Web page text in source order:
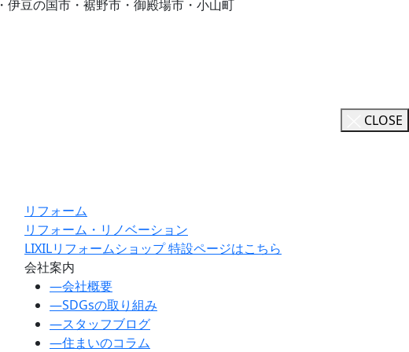
豆の国市・裾野市・御殿場市・小山町
CLOSE
リフォーム
リフォーム・リノベーション
LIXILリフォームショップ 特設ページはこちら
会社案内
―会社概要
―SDGsの取り組み
―スタッフブログ
―住まいのコラム